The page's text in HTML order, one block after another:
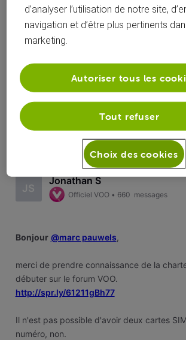
Oldest First
Selected
First
JS
Jonathan S
Officiel VOO • 660 messages
Bonjour @marc pauwels,
merci de prendre connaissance de la
débuter sur le forum VOO.
http://spr.ly/61211gBh77
Il n'est pas possible d'avoir deux cartes
numéro, non.
d’analyser l’utilisation de notre site,
navigation et d’être plus pertinents
marketing.
Tout refuser
Autoriser tous les
Choix des cookies